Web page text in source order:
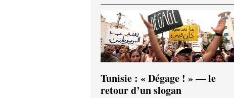
Tunisie : « Dégage ! » — le
retour d’un slogan